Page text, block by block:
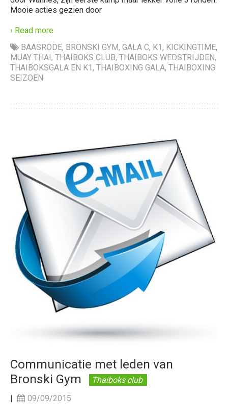
Mooie acties gezien door
› Read more
BAASRODE, BRONSKI GYM, GALA C, K1, KICKINGTIME,
MUAY THAI, THAIBOKS CLUB, THAIBOKS WEDSTRIJDEN,
THAIBOKSGALA EN K1, THAIBOXING GALA, THAIBOXING
SEIZOEN
Communicatie met leden van
Bronski Gym
Thaiboks club
|
09/09/2015